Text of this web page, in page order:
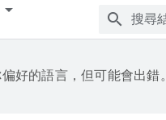
好的語言，但可能會出錯。